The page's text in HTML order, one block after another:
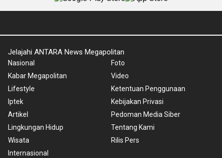
Jelajahi ANTARA News Megapolitan
Nasional
Kabar Megapolitan
Lifestyle
Iptek
Artikel
Lingkungan Hidup
Wisata
Internasional
Foto
Video
Ketentuan Penggunaan
Kebijakan Privasi
Pedoman Media Siber
Tentang Kami
Rilis Pers